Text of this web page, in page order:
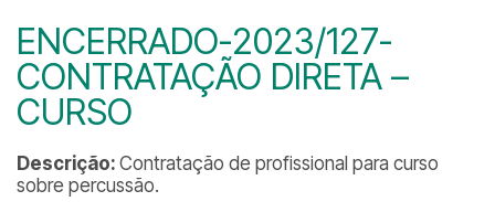
ENCERRADO-2023/127-
CONTRATAÇÃO DIRETA –
CURSO
Descrição: Contratação de profissional para curso
sobre percussão.